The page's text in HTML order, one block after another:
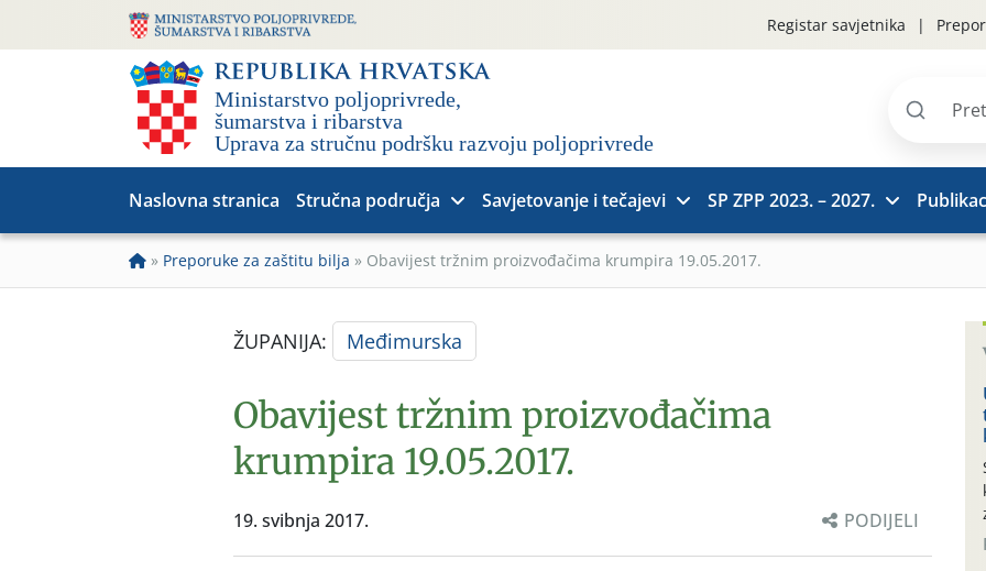
Registar savjetnika
Pretraži
Naslovna stranica Stručna područja Savjetovanje i tečajevi SP ZPP 2023. – 2027.
» Preporuke za zaštitu bilja » Obavijest tržnim proizvođačima krumpira 19.05.2017.
ŽUPANIJA: Međimurska
Obavijest tržnim proizvođačima
krumpira 19.05.2017.
19. svibnja 2017. PODIJELI